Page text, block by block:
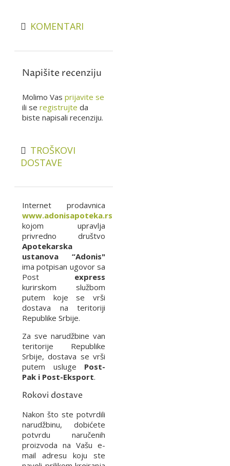
KOMENTARI
Napišite recenziju
Molimo Vas prijavite se
ili se registrujte da
biste napisali recenziju.
TROŠKOVI
DOSTAVE
Internet prodavnica
www.adonisapoteka.rs
kojom upravlja
privredno društvo
Apotekarska
ustanova “Adonis"
ima potpisan ugovor sa
Post express
kurirskom službom
putem koje se vrši
dostava na teritoriji
Republike Srbije.
Za sve narudžbine van
teritorije Republike
Srbije, dostava se vrši
putem usluge Post-
Pak i Post-Eksport.
Rokovi dostave
Nakon što ste potvrdili
narudžbinu, dobićete
potvrdu naručenih
proizvoda na Vašu e-
mail adresu koju ste